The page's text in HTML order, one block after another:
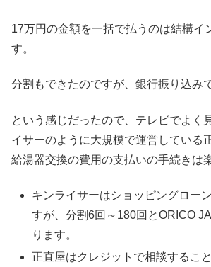
17万円の金額を一括で払うのは結構イ
す。
分割もできたのですが、銀行振り込み
という感じだったので、テレビでよく
イサーのように大規模で運営している
給湯器交換の費用の支払いの手続きは
キンライサーはショッピングロー
すが、分割6回～180回とORICO
ります。
正直屋はクレジットで相談するこ